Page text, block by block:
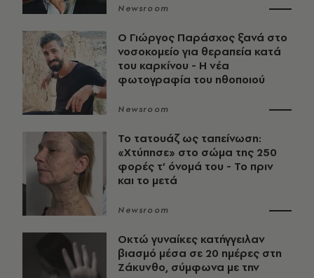
Newsroom
O Γιώργος Παράσχος ξανά στο
νοσοκομείο για θεραπεία κατά
του καρκίνου - Η νέα
φωτογραφία του ηθοποιού
Newsroom
Το τατουάζ ως ταπείνωση:
«Χτύπησε» στο σώμα της 250
φορές τ’ όνομά του - Το πριν
και το μετά
Newsroom
Οκτώ γυναίκες κατήγγειλαν
βιασμό μέσα σε 20 ημέρες στη
Ζάκυνθο, σύμφωνα με την